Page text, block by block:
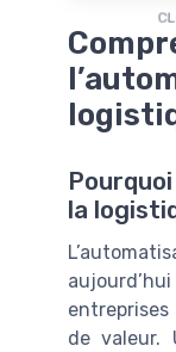
la
de valeur.